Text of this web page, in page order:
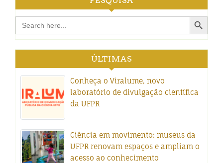
Search
for:
Search Button
ÚLTIMAS
Conheça o Viralume, novo
laboratório de divulgação científica
da UFPR
Ciência em movimento: museus da
UFPR renovam espaços e ampliam o
acesso ao conhecimento